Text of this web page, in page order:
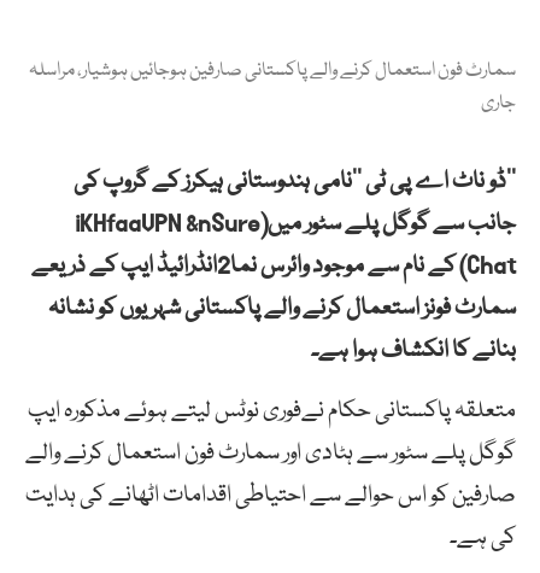
سمارٹ فون استعمال کرنے والے پاکستانی صارفین ہوجائیں ہوشیار، مراسلہ
جاری
’’ڈو ناٹ اے پی ٹی ‘‘نامی ہندوستانی ہیکرز کے گروپ کی
جانب سے گوگل پلے سٹور میں(iKHfaaVPN &nSure
Chat) کے نام سے موجود وائرس نما2انڈرائیڈ ایپ کے ذریعے
سمارٹ فونز استعمال کرنے والے پاکستانی شہریوں کو نشانہ
بنانے کا انکشاف ہوا ہے۔
متعلقہ پاکستانی حکام نےفوری نوٹس لیتے ہوئے مذکورہ ایپ
گوگل پلے سٹور سے ہٹادی اور سمارٹ فون استعمال کرنے والے
صارفین کو اس حوالے سے احتیاطی اقدامات اٹھانے کی ہدایت
کی ہے۔